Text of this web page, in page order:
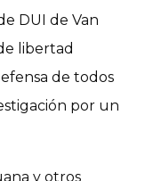
DUI de Van
libertad
de todos
por un
y otros